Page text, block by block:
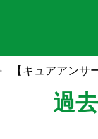
【キュアアン
過